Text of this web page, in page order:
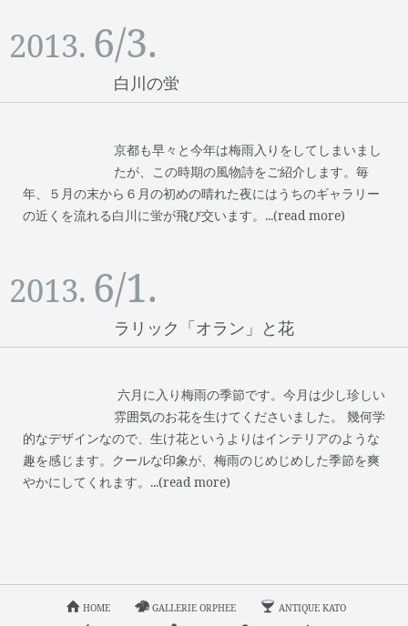
2013. 6/3.
白川の蛍
京都も早々と今年は梅雨入りをしてしまいまし
たが、この時期の風物詩をご紹介します。毎
年、５月の末から６月の初めの晴れた夜にはうちのギャラリー
の近くを流れる白川に蛍が飛び交います。...(read more)
2013. 6/1.
ラリック「オラン」と花
六月に入り梅雨の季節です。今月は少し珍しい
雰囲気のお花を生けてくださいました。 幾何学
的なデザインなので、生け花というよりはインテリアのような
趣を感じます。クールな印象が、梅雨のじめじめした季節を爽
やかにしてくれます。...(read more)
HOME GALLERIE ORPHEE ANTIQUE KATO